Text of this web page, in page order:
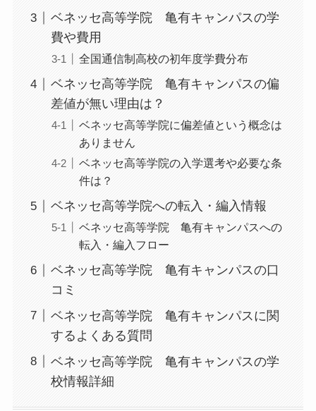
ベネッセ高等学院 亀有キャンパスの学
費や費用
全国通信制高校の初年度学費分布
ベネッセ高等学院 亀有キャンパスの偏
差値が無い理由は？
ベネッセ高等学院に偏差値という概念は
ありません
ベネッセ高等学院の入学選考や必要な条
件は？
ベネッセ高等学院への転入・編入情報
ベネッセ高等学院 亀有キャンパスへの
転入・編入フロー
ベネッセ高等学院 亀有キャンパスの口
コミ
ベネッセ高等学院 亀有キャンパスに関
するよくある質問
ベネッセ高等学院 亀有キャンパスの学
校情報詳細